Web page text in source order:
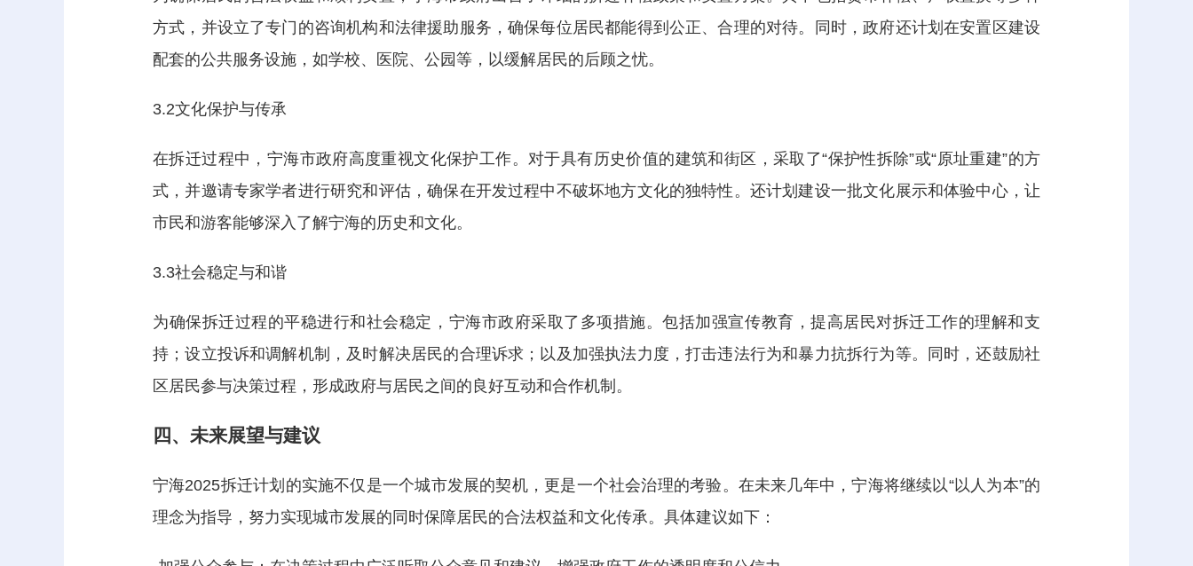
方式，并设立了专门的咨询机构和法律援助服务，确保每位居民都能得到公正、合理的对待。同时，政府还计划在安置区建设
配套的公共服务设施，如学校、医院、公园等，以缓解居民的后顾之忧。
3.2文化保护与传承
在拆迁过程中，宁海市政府高度重视文化保护工作。对于具有历史价值的建筑和街区，采取了“保护性拆除”或“原址重建”的方
式，并邀请专家学者进行研究和评估，确保在开发过程中不破坏地方文化的独特性。还计划建设一批文化展示和体验中心，让
市民和游客能够深入了解宁海的历史和文化。
3.3社会稳定与和谐
为确保拆迁过程的平稳进行和社会稳定，宁海市政府采取了多项措施。包括加强宣传教育，提高居民对拆迁工作的理解和支
持；设立投诉和调解机制，及时解决居民的合理诉求；以及加强执法力度，打击违法行为和暴力抗拆行为等。同时，还鼓励社
区居民参与决策过程，形成政府与居民之间的良好互动和合作机制。
四、未来展望与建议
宁海2025拆迁计划的实施不仅是一个城市发展的契机，更是一个社会治理的考验。在未来几年中，宁海将继续以“以人为本”的
理念为指导，努力实现城市发展的同时保障居民的合法权益和文化传承。具体建议如下：